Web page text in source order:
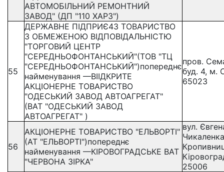
АВТОМОБІЛЬНИЙ РЕМОНТНИЙ
ЗАВОД" (ДП "110 ХАРЗ")
55
ДЕРЖАВНЕ ПІДПРИЄ43 ТОВАРИСТВО
З ОБМЕЖЕНОЮ ВІДПОВІДАЛЬНІСТЮ
"ТОРГОВИЙ ЦЕНТР
"СЕРЕДНЬОФОНТАНСЬКИЙ"(ТОВ "ТЦ
"СЕРЕДНЬОФОНТАНСЬКИЙ")попереднє
найменування —ВІІДКРИТЕ
АКЦІОНЕРНЕ ТОВАРИСТВО
"ОДЕСЬКИЙ ЗАВОД АВТОАГРЕГАТ"
(ВАТ "ОДЕСЬКИЙ ЗАВОД
АВТОАГРЕГАТ" )
пров.
буд. 4, м.
65023
56
АКЦІОНЕРНЕ ТОВАРИСТВО "ЕЛЬВОРТІ"
(АТ "ЕЛЬВОРТІ")попереднє
найменування —КІРОВОГРАДСЬКЕ ВАТ
"ЧЕРВОНА ЗІРКА"
вул.
25006